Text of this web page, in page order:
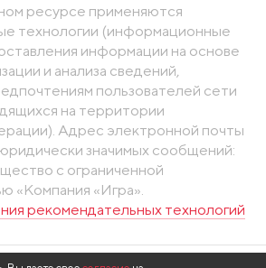
ресурсе применяются
технологии (информационные
информации на основе
и анализа сведений,
пользователей сети
на территории
Адрес электронной почты
значимых сообщений:
с ограниченной
«Компания «Игра».
рекомендательных технологий